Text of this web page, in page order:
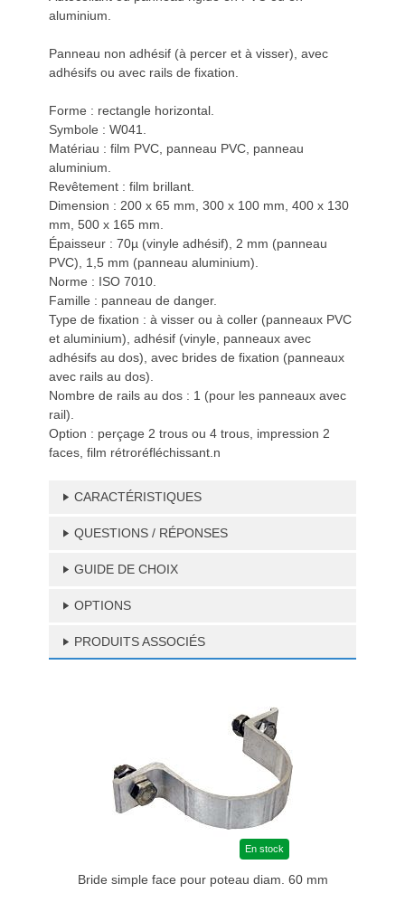
aluminium.
Panneau non adhésif (à percer et à visser), avec
adhésifs ou avec rails de fixation.
Forme : rectangle horizontal.
Symbole : W041.
Matériau : film PVC, panneau PVC, panneau
aluminium.
Revêtement : film brillant.
Dimension : 200 x 65 mm, 300 x 100 mm, 400 x 130
mm, 500 x 165 mm.
Épaisseur : 70µ (vinyle adhésif), 2 mm (panneau
PVC), 1,5 mm (panneau aluminium).
Norme : ISO 7010.
Famille : panneau de danger.
Type de fixation : à visser ou à coller (panneaux PVC
et aluminium), adhésif (vinyle, panneaux avec
adhésifs au dos), avec brides de fixation (panneaux
avec rails au dos).
Nombre de rails au dos : 1 (pour les panneaux avec
rail).
Option : perçage 2 trous ou 4 trous, impression 2
faces, film rétroréfléchissant.n
CARACTÉRISTIQUES
QUESTIONS / RÉPONSES
GUIDE DE CHOIX
OPTIONS
PRODUITS ASSOCIÉS
En stock
Bride simple face pour poteau diam. 60 mm